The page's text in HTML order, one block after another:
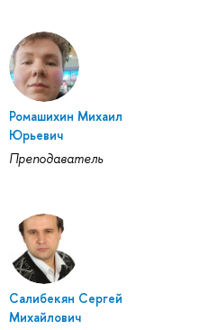
Ромашихин Михаил
Юрьевич
Преподаватель
Салибекян Сергей
Михайлович